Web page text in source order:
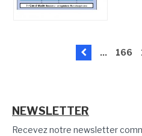
... 166
NEWSLETTER
Recevez notre newsletter